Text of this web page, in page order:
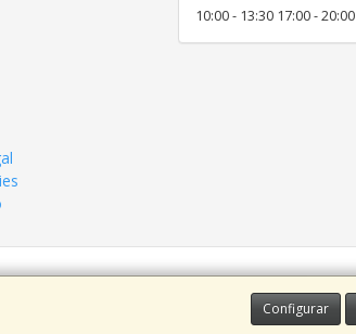
Configurar
10:00 - 13:30 17:00 - 20:00